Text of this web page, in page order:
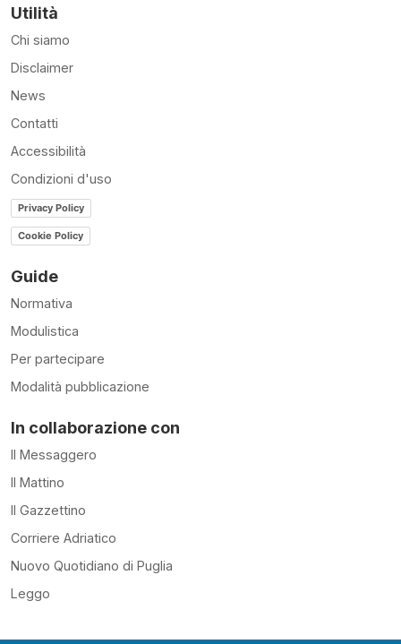
Utilità
Chi siamo
Disclaimer
News
Contatti
Accessibilità
Condizioni d'uso
Privacy Policy
Cookie Policy
Guide
Normativa
Modulistica
Per partecipare
Modalità pubblicazione
In collaborazione con
Il Messaggero
Il Mattino
Il Gazzettino
Corriere Adriatico
Nuovo Quotidiano di Puglia
Leggo